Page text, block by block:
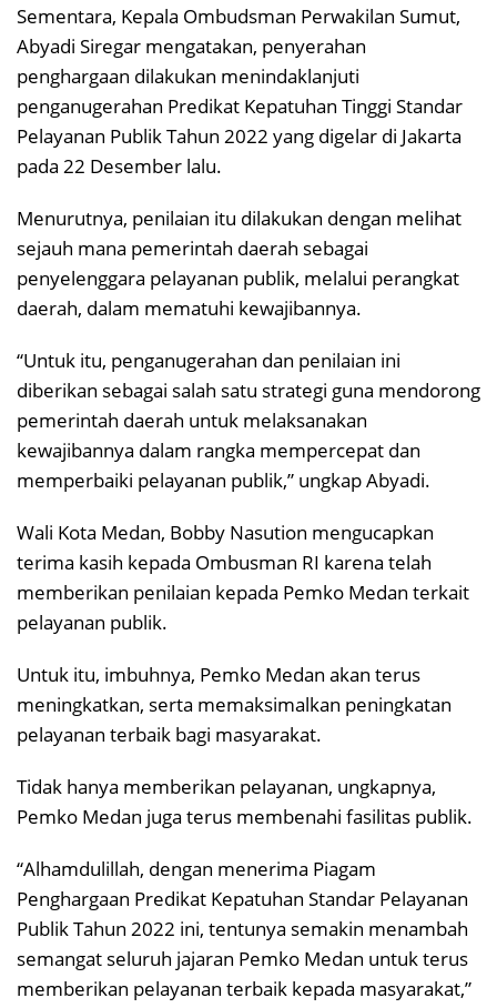
Sementara, Kepala Ombudsman Perwakilan Sumut,
Abyadi Siregar mengatakan, penyerahan
penghargaan dilakukan menindaklanjuti
penganugerahan Predikat Kepatuhan Tinggi Standar
Pelayanan Publik Tahun 2022 yang digelar di Jakarta
pada 22 Desember lalu.
Menurutnya, penilaian itu dilakukan dengan melihat
sejauh mana pemerintah daerah sebagai
penyelenggara pelayanan publik, melalui perangkat
daerah, dalam mematuhi kewajibannya.
“Untuk itu, penganugerahan dan penilaian ini
diberikan sebagai salah satu strategi guna mendorong
pemerintah daerah untuk melaksanakan
kewajibannya dalam rangka mempercepat dan
memperbaiki pelayanan publik,” ungkap Abyadi.
Wali Kota Medan, Bobby Nasution mengucapkan
terima kasih kepada Ombusman RI karena telah
memberikan penilaian kepada Pemko Medan terkait
pelayanan publik.
Untuk itu, imbuhnya, Pemko Medan akan terus
meningkatkan, serta memaksimalkan peningkatan
pelayanan terbaik bagi masyarakat.
Tidak hanya memberikan pelayanan, ungkapnya,
Pemko Medan juga terus membenahi fasilitas publik.
“Alhamdulillah, dengan menerima Piagam
Penghargaan Predikat Kepatuhan Standar Pelayanan
Publik Tahun 2022 ini, tentunya semakin menambah
semangat seluruh jajaran Pemko Medan untuk terus
memberikan pelayanan terbaik kepada masyarakat,”